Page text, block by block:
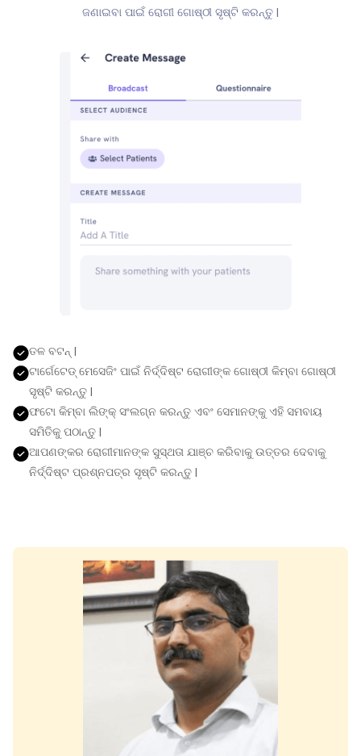
ଜଣାଇବା ପାଇଁ ରୋଗୀ ଗୋଷ୍ଠୀ ସୃଷ୍ଟି କରନ୍ତୁ |
ତଳ ବଟନ୍ |
ଟାର୍ଗେଟେଡ୍ ମେସେଜିଂ ପାଇଁ ନିର୍ଦ୍ଦିଷ୍ଟ ରୋଗୀଙ୍କ ଗୋଷ୍ଠୀ କିମ୍ବା ଗୋଷ୍ଠୀ
ସୃଷ୍ଟି କରନ୍ତୁ |
ଫଟୋ କିମ୍ବା ଲିଙ୍କ୍ ସଂଲଗ୍ନ କରନ୍ତୁ ଏବଂ ସେମାନଙ୍କୁ ଏହି ସମବାୟ
ସମିତିକୁ ପଠାନ୍ତୁ |
ଆପଣଙ୍କର ରୋଗୀମାନଙ୍କ ସୁସ୍ଥତା ଯାଞ୍ଚ କରିବାକୁ ଉତ୍ତର ଦେବାକୁ
ନିର୍ଦ୍ଦିଷ୍ଟ ପ୍ରଶ୍ନପତ୍ର ସୃଷ୍ଟି କରନ୍ତୁ |